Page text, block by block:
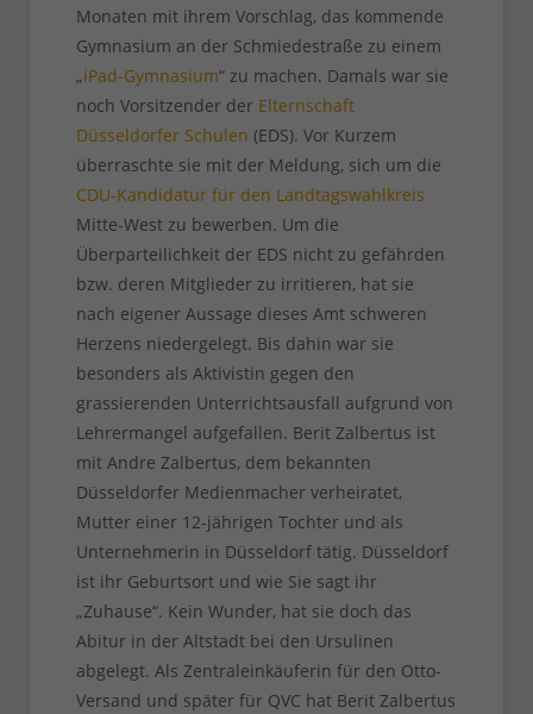
Monaten mit ihrem Vorschlag, das kommende
Gymnasium an der Schmiedestraße zu einem
„iPad-Gymnasium“ zu machen. Damals war sie
noch Vorsitzender der Elternschaft
Düsseldorfer Schulen (EDS). Vor Kurzem
überraschte sie mit der Meldung, sich um die
CDU-Kandidatur für den Landtagswahlkreis
Mitte-West zu bewerben. Um die
Überparteilichkeit der EDS nicht zu gefährden
bzw. deren Mitglieder zu irritieren, hat sie
nach eigener Aussage dieses Amt schweren
Herzens niedergelegt. Bis dahin war sie
besonders als Aktivistin gegen den
grassierenden Unterrichtsausfall aufgrund von
Lehrermangel aufgefallen. Berit Zalbertus ist
mit Andre Zalbertus, dem bekannten
Düsseldorfer Medienmacher verheiratet,
Mutter einer 12-jährigen Tochter und als
Unternehmerin in Düsseldorf tätig. Düsseldorf
ist ihr Geburtsort und wie Sie sagt ihr
„Zuhause“. Kein Wunder, hat sie doch das
Abitur in der Altstadt bei den Ursulinen
abgelegt. Als Zentraleinkäuferin für den Otto-
Versand und später für QVC hat Berit Zalbertus